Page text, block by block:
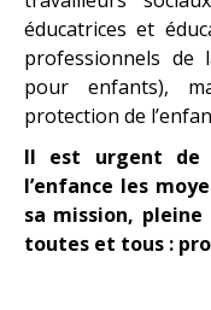
éducatrices et
professionnels de
pour enfants),
protection de
Il est urgent de
l’enfance les
sa mission,
toutes et tous :